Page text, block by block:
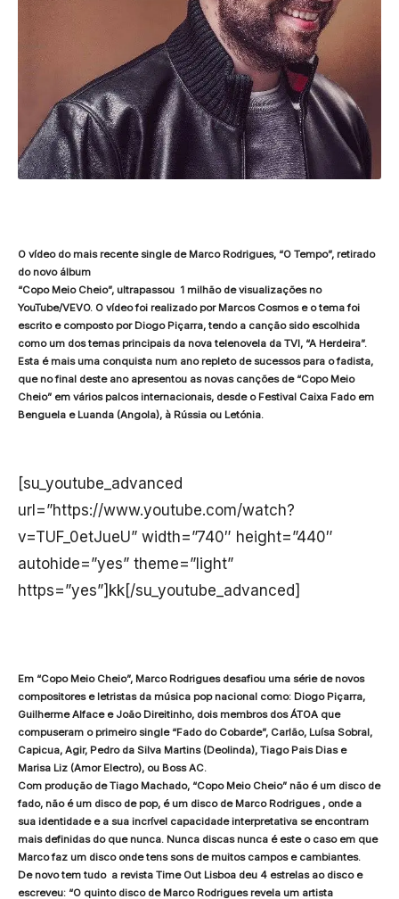
O vídeo do mais recente single de Marco Rodrigues, “O Tempo”, retirado
do novo álbum
“Copo Meio Cheio”, ultrapassou 1 milhão de visualizações no
YouTube/VEVO. O vídeo foi realizado por Marcos Cosmos e o tema foi
escrito e composto por Diogo Piçarra, tendo a canção sido escolhida
como um dos temas principais da nova telenovela da TVI, “A Herdeira”.
Esta é mais uma conquista num ano repleto de sucessos para o fadista,
que no final deste ano apresentou as novas canções de “Copo Meio
Cheio” em vários palcos internacionais, desde o Festival Caixa Fado em
Benguela e Luanda (Angola), à Rússia ou Letónia.
[su_youtube_advanced
url=”https://www.youtube.com/watch?
v=TUF_0etJueU” width=”740″ height=”440″
autohide=”yes” theme=”light”
https=”yes”]kk[/su_youtube_advanced]
Em “Copo Meio Cheio”, Marco Rodrigues desafiou uma série de novos
compositores e letristas da música pop nacional como: Diogo Piçarra,
Guilherme Alface e João Direitinho, dois membros dos ÁTOA que
compuseram o primeiro single “Fado do Cobarde”, Carlão, Luísa Sobral,
Capicua, Agir, Pedro da Silva Martins (Deolinda), Tiago Pais Dias e
Marisa Liz (Amor Electro), ou Boss AC.
Com produção de Tiago Machado, “Copo Meio Cheio” não é um disco de
fado, não é um disco de pop, é um disco de Marco Rodrigues , onde a
sua identidade e a sua incrível capacidade interpretativa se encontram
mais definidas do que nunca. Nunca discas nunca é este o caso em que
Marco faz um disco onde tens sons de muitos campos e cambiantes.
De novo tem tudo a revista Time Out Lisboa deu 4 estrelas ao disco e
escreveu: “O quinto disco de Marco Rodrigues revela um artista